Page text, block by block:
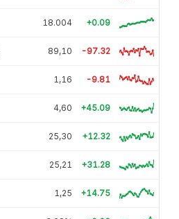
18.004 +0.09
89,10 -97.32
1,16 -9.81
4,60 +45.09
25,30 +12.32
25,21 +31.28
1,25 +14.75